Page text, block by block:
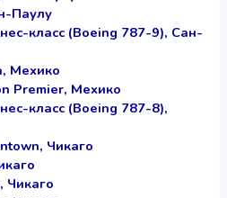
Паулу
класс (Boeing 787-9), Сан-
Мехико
Premier, Мехико
класс (Boeing 787-8),
Чикаго
Чикаго